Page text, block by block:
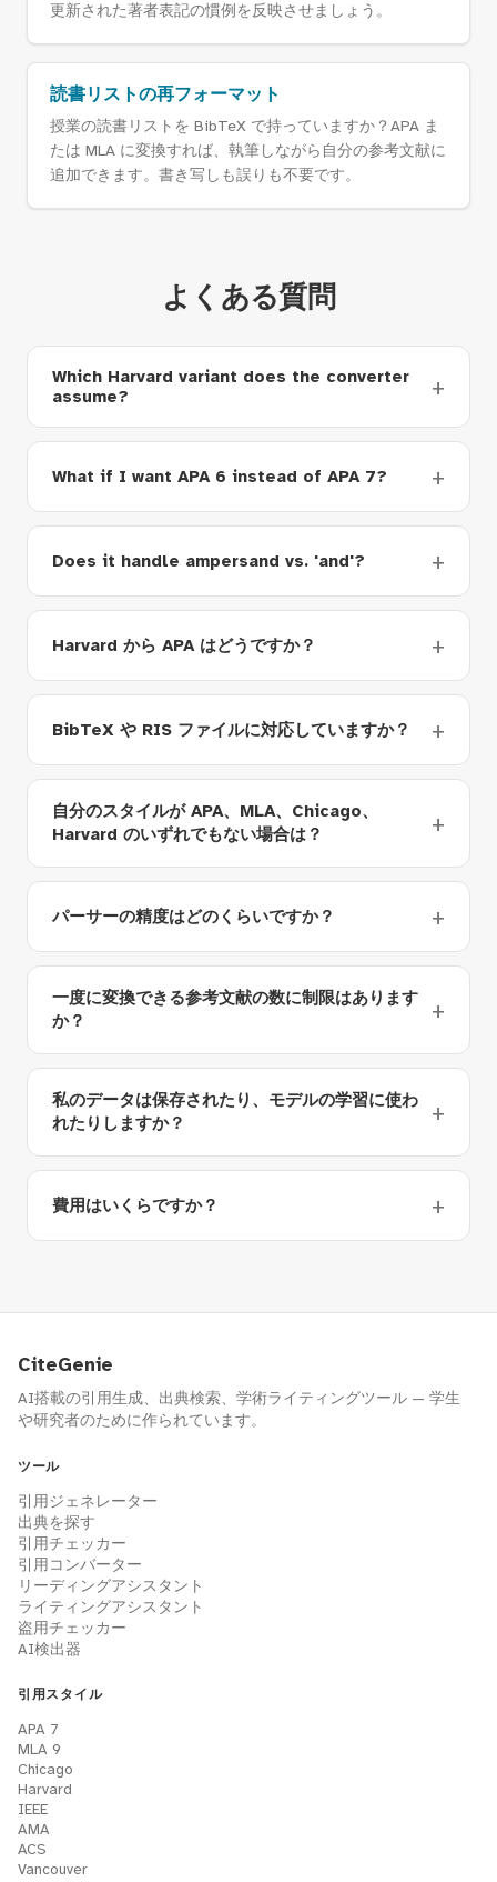
更新された著者表記の慣例を反映させましょう。
読書リストの再フォーマット
授業の読書リストを BibTeX で持っていますか？APA ま
たは MLA に変換すれば、執筆しながら自分の参考文献に
追加できます。書き写しも誤りも不要です。
よくある質問
Which Harvard variant does the converter
assume?
What if I want APA 6 instead of APA 7?
Does it handle ampersand vs. 'and'?
Harvard から APA はどうですか？
BibTeX や RIS ファイルに対応していますか？
自分のスタイルが APA、MLA、Chicago、
Harvard のいずれでもない場合は？
パーサーの精度はどのくらいですか？
一度に変換できる参考文献の数に制限はあります
か？
私のデータは保存されたり、モデルの学習に使わ
れたりしますか？
費用はいくらですか？
CiteGenie
AI搭載の引用生成、出典検索、学術ライティングツール — 学生
や研究者のために作られています。
ツール
引用ジェネレーター
出典を探す
引用チェッカー
引用コンバーター
リーディングアシスタント
ライティングアシスタント
盗用チェッカー
AI検出器
引用スタイル
APA 7
MLA 9
Chicago
Harvard
IEEE
AMA
ACS
Vancouver